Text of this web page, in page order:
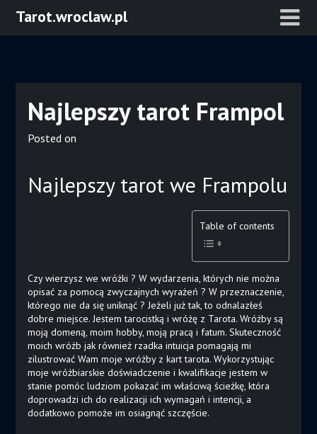
SkipTarot.wroclaw.pl
Najlepszy tarot Frampol
Posted on
Najlepszy tarot we Frampolu
Table of contents
Czy wierzysz we wróżki ? W wydarzenia, których nie można
opisać za pomocą zwyczajnych wyrażeń ? W przeznaczenie,
którego nie da się uniknąć ? Jeżeli już tak, to odnalazłeś
dobre miejsce. Jestem tarocistką i wróżę z Tarota. Wróżby są
moją domeną, moim hobby, moją pracą i fatum. Skuteczność
moich wróżb jak również rzadka intuicja pomagają mi
zilustrować Wam moje wróżby z kart tarota. Wykorzystując
moje wróżbiarskie doświadczenie i kwalifikacje jestem w
stanie pomóc ludziom pokazać im właściwą ścieżkę, która
doprowadzi ich do realizacji ich wymagań i intencji, a
dodatkowo pomoże im osiagnąć szczęście.